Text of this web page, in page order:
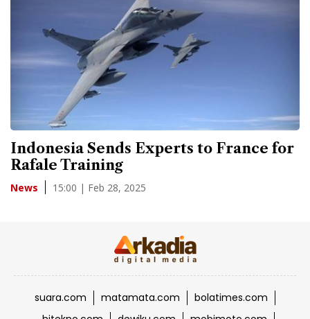
Indonesia Sends Experts to France for
Rafale Training
News 15:00 | Feb 28, 2025
suara.com matamata.com
bolatimes.com